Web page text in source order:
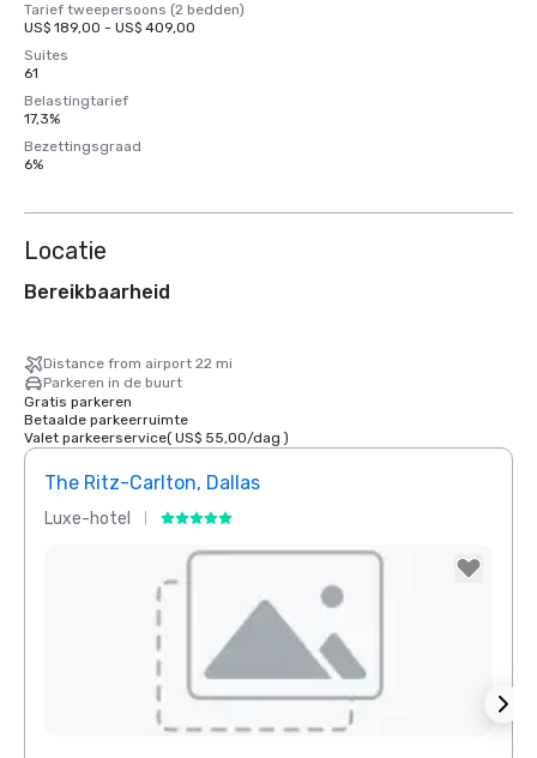
Tarief tweepersoons (2 bedden)
US$ 189,00 - US$ 409,00
Suites
61
Belastingtarief
17,3%
Bezettingsgraad
6%
Locatie
Bereikbaarheid
Distance from airport 22 mi
Parkeren in de buurt
Gratis parkeren
Betaalde parkeerruimte
Valet parkeerservice( US$ 55,00/dag )
The Ritz-Carlton, Dallas
Luxe-hotel